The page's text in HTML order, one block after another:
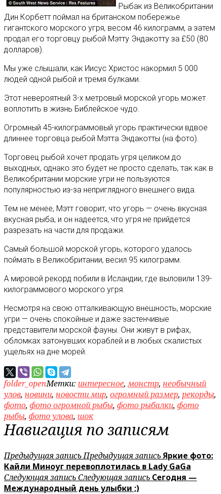
Рыбак из Великобритании
Дин Корбетт поймал на британском побережье
гигантского морского угря, весом 46 килограмм, а затем
продал его торговцу рыбой Мэтту Эндакотту за £50 (80
долларов).
Мы уже слышали, как Иисус Христос накормил 5 000
людей одной рыбой и тремя булками.
Этот невероятный 3-х метровый морской угорь может
воплотить в жизнь Библейское чудо.
Огромный 45-килограммовый угорь практически вдвое
длиннее торговца рыбой Мэтта Эндакотты (на фото).
Торговец рыбой хочет продать угря целиком до
выходных, однако это будет не просто сделать, так как в
Великобритании морские угри не пользуются
популярностью из-за неприглядного внешнего вида.
Тем не менее, Мэтт говорит, что угорь — очень вкусная
вкусная рыба, и он надеется, что угря не прийдется
разрезать на части для продажи.
Самый большой морской угорь, которого удалось
поймать в Великобритании, весил 95 килограмм.
А мировой рекорд побили в Исландии, где выловили 139-
килограммового морского угря.
Несмотря на свою отталкивающую внешность, морские
угри — очень спокойные и даже застенчивые
представители морской фауны. Они живут в рифах,
обломках затонувших кораблей и в любых скалистых
ущельях на дне морей.
folder_openМетки: интересное,монстр, необычный
улов, новини, новости мир, огромный размер, рекорды,
фото, фото огромной рыбы, фото рыбалки, фото
рыбы, фото улова, шок
Навигация по записям
Предыдущая записьПредыдущая записьЯркие фото:
Кайли Миноуг перевоплотилась в Lady GaGa
Следующая запись Следующая запись Сегодня —
Международный день улыбки ;)